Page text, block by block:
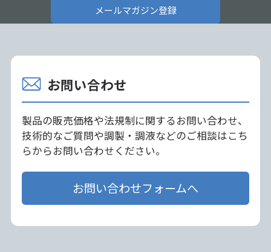
メールマガジン登録
お問い合わせ
製品の販売価格や法規制に関するお問い合わせ、
技術的なご質問や調製・調液などのご相談はこち
らからお問い合わせください。
お問い合わせフォームへ